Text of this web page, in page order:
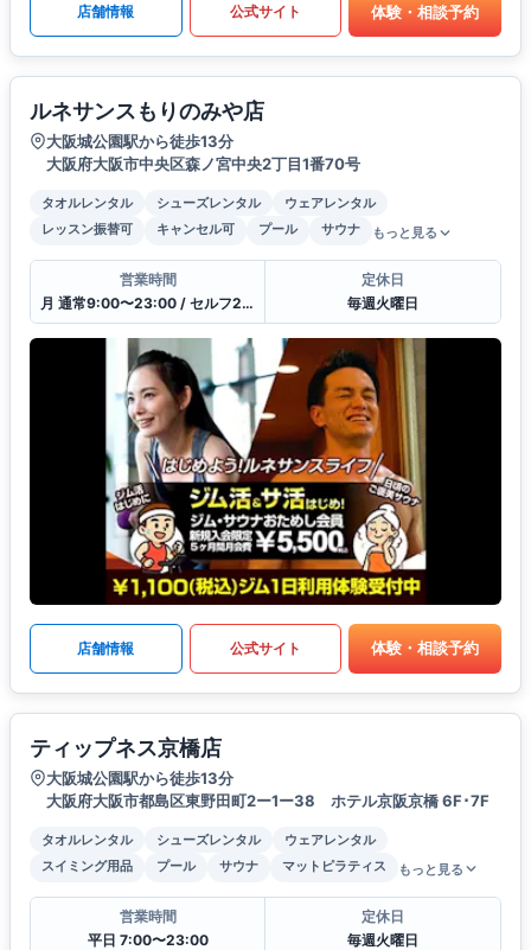
店舗情報 公式サイト 体験・相談予約
ルネサンスもりのみや店
大阪城公園駅から徒歩13分
大阪府大阪市中央区森ノ宮中央2丁目1番70号
タオルレンタル シューズレンタル
ウェアレンタル
レッスン振替可
キャンセル可 プール サウナ もっと見る
営業時間
月 通常9:00〜23:00 / セルフ23:00〜9:00 / 受付10:00〜21:00
定休日
毎週火曜日
店舗情報 公式サイト 体験・相談予約
ティップネス京橋店
大阪城公園駅から徒歩13分
大阪府大阪市都島区東野田町2ー1ー38 ホテル京阪京橋 6F･7F
タオルレンタル シューズレンタル
ウェアレンタル
スイミング用品
プール サウナ マットピラティス もっと見る
営業時間
平日 7:00〜23:00
定休日
毎週火曜日